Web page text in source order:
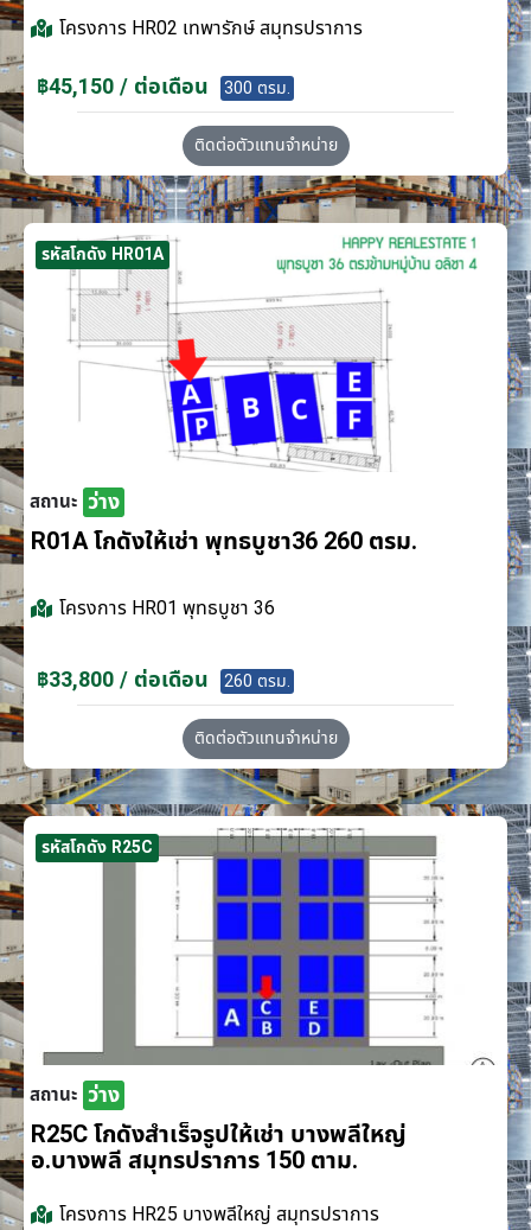
โครงการ HR02 เทพารักษ์ สมุทรปราการ
฿45,150 / ต่อเดือน 300 ตรม.
ติดต่อตัวแทนจำหน่าย
รหัสโกดัง HR01A
สถานะ ว่าง
R01A โกดังให้เช่า พุทธบูชา36 260 ตรม.
โครงการ HR01 พุทธบูชา 36
฿33,800 / ต่อเดือน 260 ตรม.
ติดต่อตัวแทนจำหน่าย
รหัสโกดัง R25C
สถานะ ว่าง
R25C โกดังสำเร็จรูปให้เช่า บางพลีใหญ่
อ.บางพลี สมุทรปราการ 150 ตาม.
โครงการ HR25 บางพลีใหญ่ สมุทรปราการ